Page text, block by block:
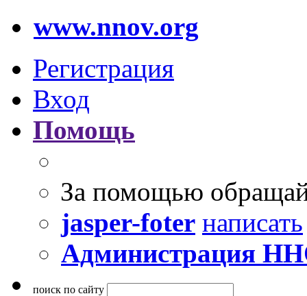
www.nnov.org
Регистрация
Вход
Помощь
За помощью
jasper-foter написать
Администрация
поиск по сайту